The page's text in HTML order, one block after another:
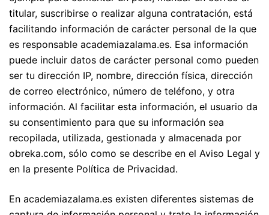
titular, suscribirse o realizar alguna contratación, está
facilitando información de carácter personal de la que
es responsable academiazalama.es. Esa información
puede incluir datos de carácter personal como pueden
ser tu dirección IP, nombre, dirección física, dirección
de correo electrónico, número de teléfono, y otra
información. Al facilitar esta información, el usuario da
su consentimiento para que su información sea
recopilada, utilizada, gestionada y almacenada por
obreka.com, sólo como se describe en el Aviso Legal y
en la presente Política de Privacidad.
En academiazalama.es existen diferentes sistemas de